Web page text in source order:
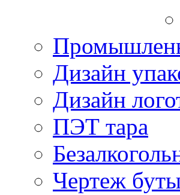
Дизайн
Дизайн
ПЭТ тара
Чертеж